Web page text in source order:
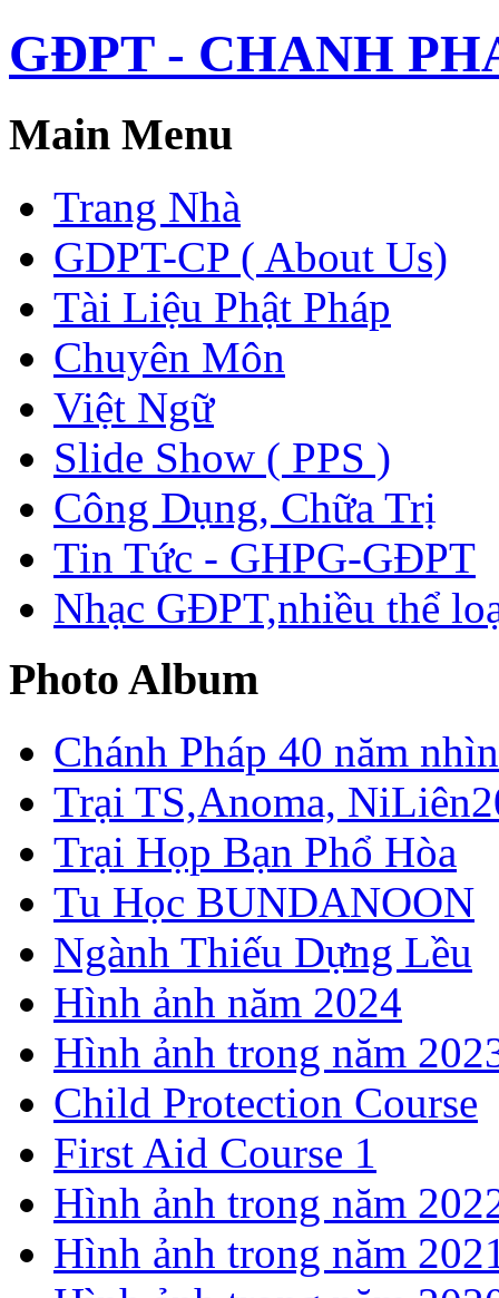
GĐPT - CHANH
Main Menu
Trang Nhà
GDPT-CP ( About Us)
Tài Liệu Phật Pháp
Chuyên Môn
Việt Ngữ
Slide Show ( PPS )
Công Dụng, Chữa Trị
Tin Tức - GHPG-GĐPT
Nhạc GĐPT,nhiều thể
Photo Album
Chánh Pháp 40 năm
Trại TS,Anoma,
Trại Họp Bạn Phổ Hòa
Tu Học BUNDANOON
Ngành Thiếu Dựng Lều
Hình ảnh năm 2024
Hình ảnh trong năm
Child Protection Course
First Aid Course 1
Hình ảnh trong năm
Hình ảnh trong năm